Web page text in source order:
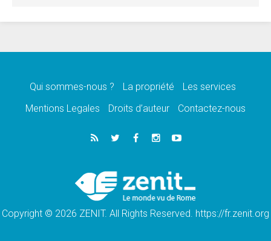
message de paix et de dignité humaine»
«La visite du Pape en Uruguay renforcera
05.08.2026
Le nonce en Ukraine: «Il est inquiétant
Léon XIV au Pérou, une lueur d'espoir pour
un peuple en quête de paix
Qui sommes-nous ? La propriété
Les services
Mentions Legales
Droits d’auteur Contactez-nous
Copyright © 2026 ZENIT. All Rights Reserved. https://fr.zenit.org